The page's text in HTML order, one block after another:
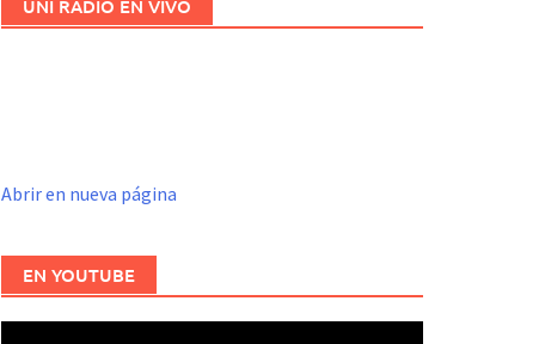
UNI RADIO EN VIVO
Abrir en nueva página
EN YOUTUBE